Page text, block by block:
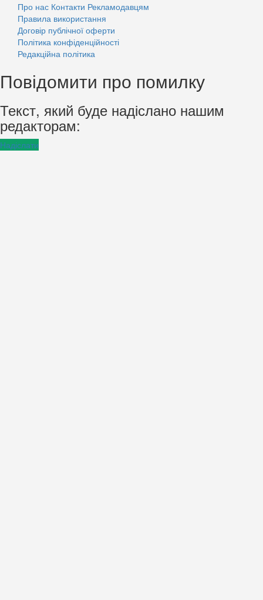
Про нас Контакти Рекламодавцям
Правила використання
Договір публічної оферти
Політика конфіденційності
Редакційна політика
Повідомити про помилку
Текст, який буде надіслано нашим
редакторам:
Надіслати